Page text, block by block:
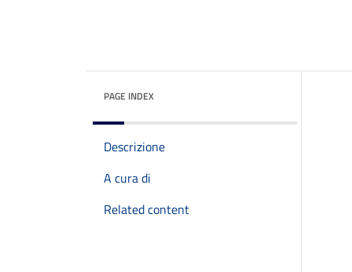
PAGE INDEX
Descrizione
A cura di
Related content